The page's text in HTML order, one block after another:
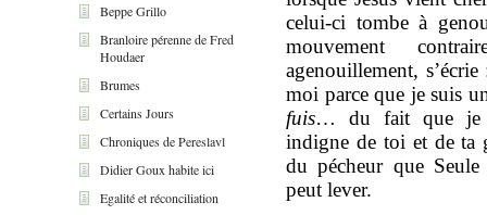
Beppe Grillo
Branloire pérenne de Fred
Houdaer
Brumes
Certains Jours
Chroniques de Pereslavl
Didier Goux habite ici
Egalité et réconciliation
celui-ci tombe à
mouvement
agenouillement,
moi parce que je suis
fuis… du fait que je
indigne de toi et de ta
du pécheur que
peut lever.